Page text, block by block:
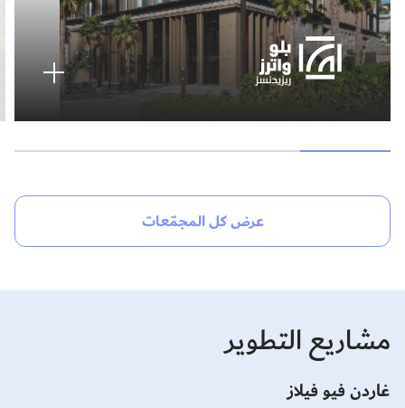
عرض كل المجمّعات
مشاريع التطوير
غاردن فيو فيلاز